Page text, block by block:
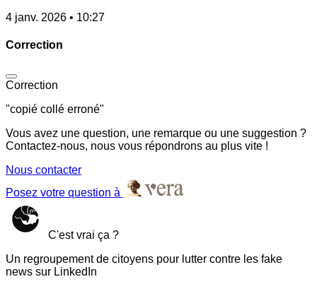
4 janv. 2026 • 10:27
Correction
Correction
"copié collé erroné"
Vous avez une question, une remarque ou une suggestion ?
Contactez-nous, nous vous répondrons au plus vite !
Nous contacter
Posez votre question à
C'est vrai ça ?
Un regroupement de citoyens pour lutter contre les fake
news sur LinkedIn